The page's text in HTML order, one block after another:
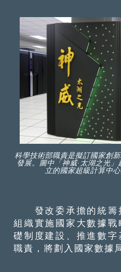
科學技術部職責是擬訂國家創
發展。圖中「神威·太湖之光
立的國家超級計算中
發改委承擔的統籌
組織實施國家大數據
礎制度建設、推進數
職責，將劃入國家數據